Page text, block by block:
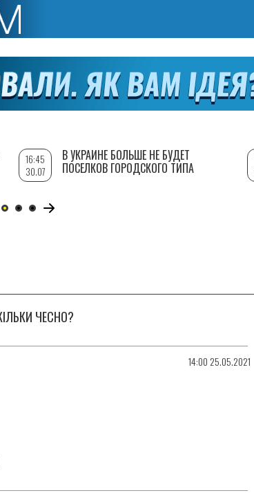
ЧЕСНО?
14:00 25.05.2021
16:45
30.07
В УКРАИНЕ БОЛЬШЕ НЕ БУДЕТ
ПОСЕЛКОВ ГОРОДСКОГО ТИПА